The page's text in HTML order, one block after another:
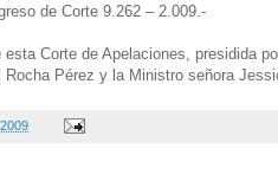
de Corte 9.262 – 2.009.-
Corte de Apelaciones, presidida
Pérez y la Ministro señora